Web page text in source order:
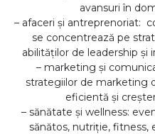
avansuri în
– afaceri și antreprenoriat:
se concentrează pe
abilităților de leadership și
– marketing și
strategiilor de marketing
eficientă și
– sănătate și wellness:
sănătos, nutriție, fitness,